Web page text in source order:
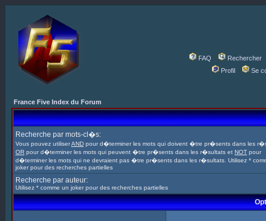
FAQ
Rechercher
Profil
Se
France Five Index du Forum
Recherche par mots-cl�s:
Vous pouvez utiliserAND pour d�terminer les mots qui doivent �tre pr�sents dans les
OR pour d�terminer les mots qui peuvent �tre pr�sents dans les r�sultats et NOT pour
d�terminer les mots qui ne devraient pas �tre pr�sents dans les r�sultats. Utilisez *
joker pour des recherches partielles
Recherche par auteur:
Utilisez * comme un joker pour des recherches partielles